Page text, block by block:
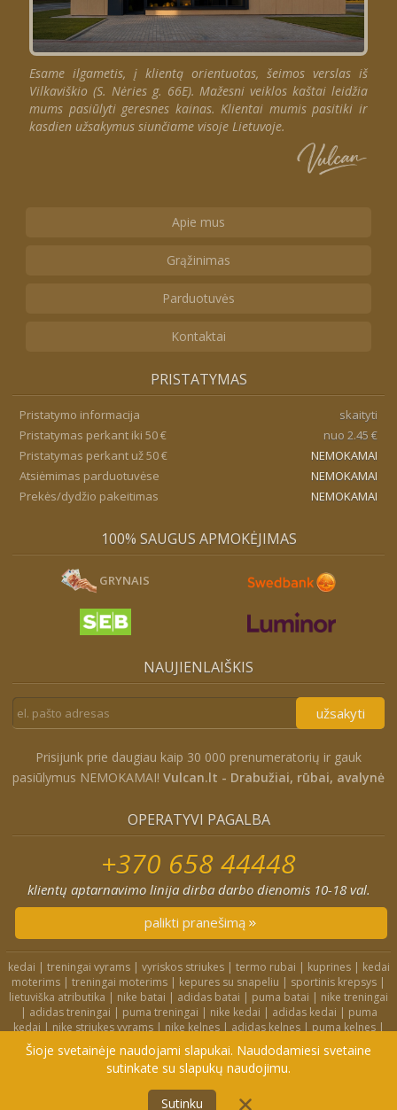
PIRKTI SU NEMOKAMU
PRISTATYMU
Esame ilgametis, į klientą orientuotas, šeimos verslas iš
Vilkaviškio (S. Nėries g. 66E). Mažesni veiklos kaštai leidžia
mums pasiūlyti geresnes kainas. Klientai mumis pasitiki ir
kasdien užsakymus siunčiame visoje Lietuvoje.
Apie mus
Grąžinimas
Parduotuvės
Kontaktai
PRISTATYMAS
Pristatymo informacija
skaityti
Pristatymas perkant iki 50 €
nuo 2.45 €
Pristatymas perkant už 50 €
NEMOKAMAI
Atsiėmimas parduotuvėse
NEMOKAMAI
Prekės/dydžio pakeitimas
NEMOKAMAI
100% SAUGUS APMOKĖJIMAS
GRYNAIS
NAUJIENLAIŠKIS
užsakyti
Prisijunk prie daugiau kaip 30 000 prenumeratorių ir gauk
pasiūlymus NEMOKAMAI! Vulcan.lt - Drabužiai, rūbai, avalynė
OPERATYVI PAGALBA
+370 658 44448
klientų aptarnavimo linija dirba darbo dienomis 10-18 val.
palikti pranešimą
kedai | treningai vyrams| vyriskos striukes| termo rubai | kuprines| kedai
moterims | treningai moterims | kepures su snapeliu | sportinis krepsys |
lietuviška atributika | nike batai | adidas batai | puma batai | nike treningai
| adidas treningai | puma treningai | nike kedai | adidas kedai | puma
kedai | nike striukes vyrams| nike kelnes| adidas kelnes| puma kelnes|
nike kuprines
nike kojines nike treningai moterims
adidas striukes|nike dzemperiai|nike tampres
Didelių dydžių rūbai|Treningai
Šioje svetainėje naudojami slapukai. Naudodamiesi svetaine
sutinkate su slapukų naudojimu.
Sutinku